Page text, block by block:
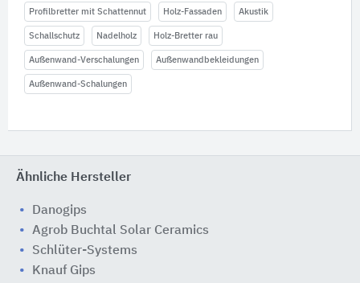
Profilbretter mit Schattennut Holz-Fassaden Akustik
Schallschutz Nadelholz Holz-Bretter rau
Außenwand-Verschalungen Außenwandbekleidungen
Außenwand-Schalungen
Ähnliche Hersteller
Danogips
Agrob Buchtal Solar Ceramics
Schlüter-Systems
Knauf Gips